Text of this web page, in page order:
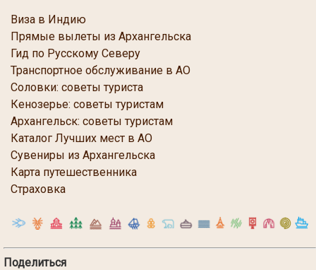
Виза в Индию
Прямые вылеты из Архангельска
Гид по Русскому Северу
Транспортное обслуживание в АО
Соловки: советы туриста
Кенозерье: советы туристам
Архангельск: советы туристам
Каталог Лучших мест в АО
Сувениры из Архангельска
Карта путешественника
Страховка
Поделиться